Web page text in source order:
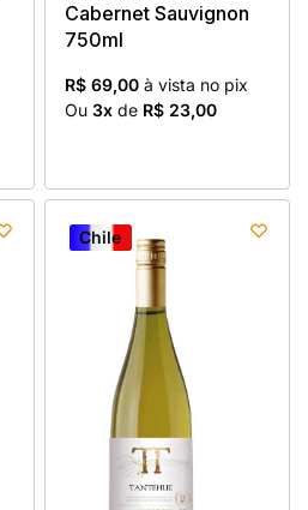
Cabernet Sauvignon
750ml
R$ 69,00 à vista no pix
Ou 3x de R$ 23,00
Chile
Chile